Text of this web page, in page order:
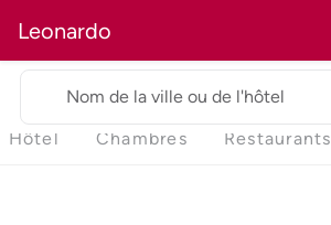
Leonardo
Nom de la ville ou de l'hôtel
Hôtel Chambres Restaurants